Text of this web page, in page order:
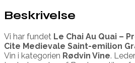
Beskrivelse
Vi har fundet Le Chai Au Quai –
Cite Medievale Saint-emilion
Vin i kategorien Rødvin Vine.